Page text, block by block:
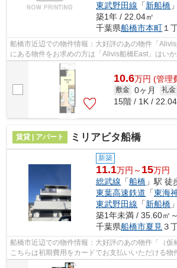
東武野田線 「新船橋
築1年 / 22.04㎡
千葉県船橋市本町１
船橋市近辺での物件情報：大好評のあの物件「
にある物件をお求めの方は「Alivis船橋East」はい
はエレベータ・敷地内ごみ置き場...
10.6万円 (管理
敷金 0ヶ月 礼金
15階 / 1K /
賃貸 | アパート ミリアビタ船橋
新築
11.1万円～ 15万円
総武線 「船橋 」駅 徒
東葉高速鉄道 「東海
東武野田線 「新船橋
築1年未満 / 35.60㎡
千葉県船橋市夏見 ３
船橋市近辺での物件情報：大好評のあの物件「（仮
こちらは初期費用をカードでお支払いいただける物
アパートです。ごみをもって歩く距離...